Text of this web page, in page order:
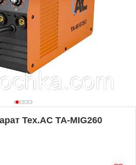
Tex.AC ТА-MIG260